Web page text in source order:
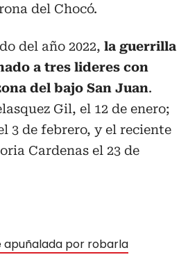
del Chocó.
del año 2022, la guerrilla
a tres lideres con
del bajo San Juan.
Gil, el 12 de enero;
3 de febrero, y el reciente
Cardenas el 23 de
apuñalada por robarla